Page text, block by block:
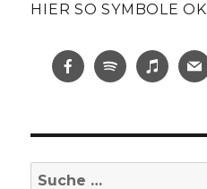
HIER SO SYMBOLE OK
Suche